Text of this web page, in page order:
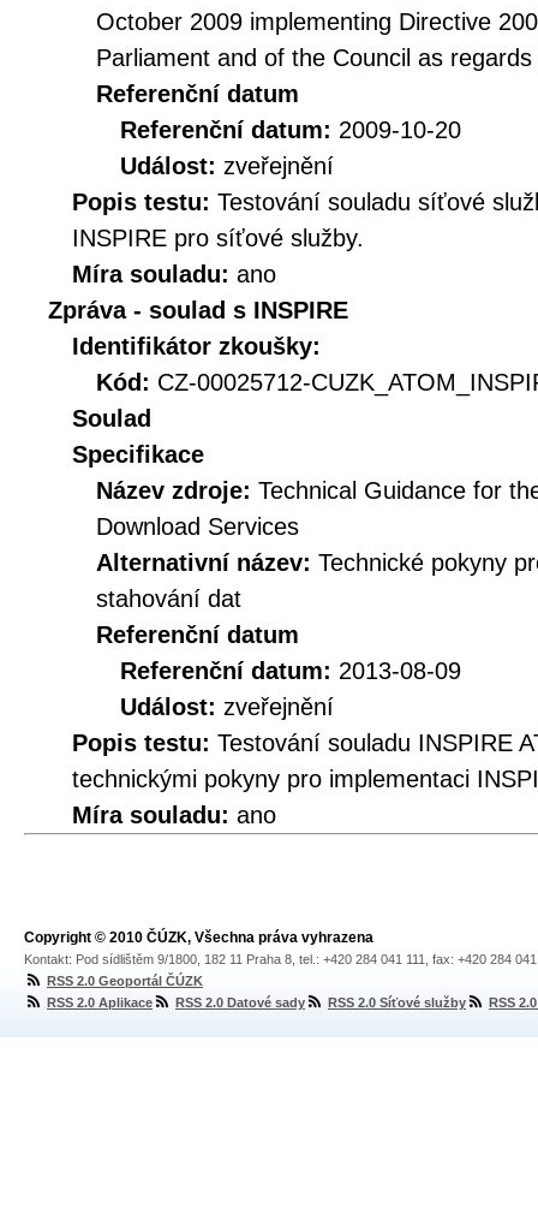
October 2009 implementing Directive
Parliament and of the Council as
Referenční datum
Referenční datum: 2009-10-20
Událost: zveřejnění
Popis testu: Testování souladu síťové
INSPIRE pro síťové služby.
Míra souladu: ano
Zpráva - soulad s INSPIRE
Identifikátor zkoušky:
Kód: CZ-00025712-
Soulad
Specifikace
Název zdroje: Technical Guidance for
Download Services
Alternativní název: Technické pokyny
stahování dat
Referenční datum
Referenční datum: 2013-08-09
Událost: zveřejnění
Popis testu: Testování souladu INSPIRE
technickými pokyny pro implementaci
Míra souladu: ano
Copyright © 2010 ČÚZK, Všechna práva vyhrazena
Kontakt: Pod sídlištěm 9/1800, 182 11 Praha 8, tel.: +420 284 041 111, fax: +420 284
RSS 2.0 Geoportál ČÚZK
RSS 2.0 Aplikace
RSS 2.0 Datové sady RSS 2.0 Síťové služby RSS